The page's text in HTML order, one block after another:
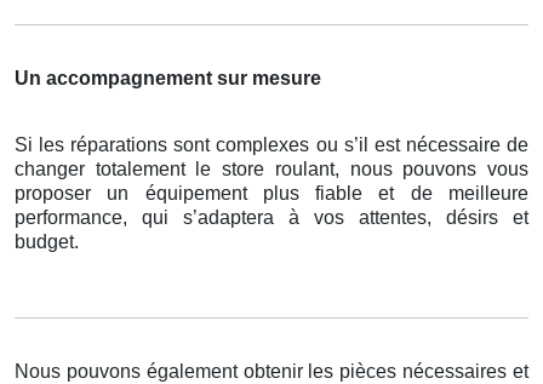
Un accompagnement sur mesure
Si les réparations sont complexes ou s’il est nécessaire de
changer totalement le store roulant, nous pouvons vous
proposer un équipement plus fiable et de meilleure
performance, qui s’adaptera à vos attentes, désirs et
budget.
Nous pouvons également obtenir les pièces nécessaires et